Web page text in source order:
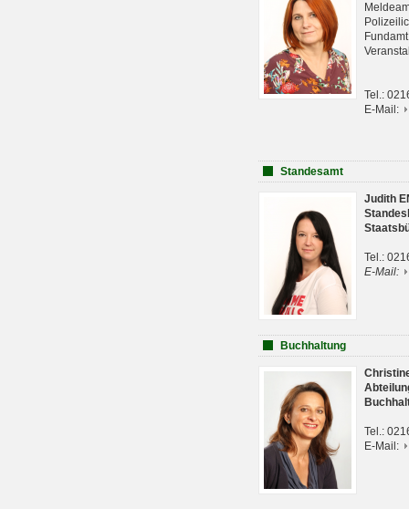
Tel.:
E-Mail:
Standesamt
Judith
Tel.:
E-Mail:
Buchhaltung
Tel.:
E-Mail: